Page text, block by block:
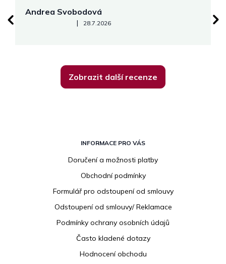
Andrea Svobodová
Hodnocení obchodu je 5 z 5 hvězdiček.
| 28.7.2026
Zobrazit další recenze
INFORMACE PRO VÁS
Doručení a možnosti platby
Obchodní podmínky
Formulář pro odstoupení od smlouvy
Odstoupení od smlouvy/ Reklamace
Podmínky ochrany osobních údajů
Často kladené dotazy
Hodnocení obchodu